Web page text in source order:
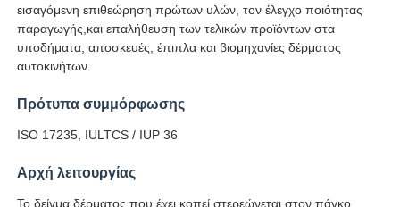
Προϊόντα
Σχετικά με εμάς
Ποιοτικός έλεγχος
εισαγόμενη επιθεώρηση πρώτων υλών, τον έλεγχο ποιότητας
παραγωγής,και επαλήθευση των τελικών προϊόντων στα
υποδήματα, αποσκευές, έπιπλα και βιομηχανίες δέρματος
αυτοκινήτων.
Πρότυπα συμμόρφωσης
ISO 17235, IULTCS / IUP 36
Αρχή λειτουργίας
Το δείγμα δέρματος που έχει κοπεί στερεώνεται στον πάγκο